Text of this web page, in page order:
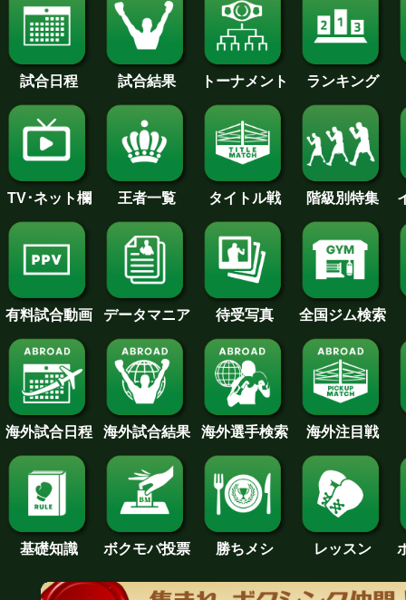
試合日程 試合結果 トーナメント ランキング
TV･ネット欄 王者一覧 タイトル戦 階級別特集
有料試合動画 データマニア 待受写真 全国ジム検索
海外試合日程 海外試合結果 海外選手検索 海外注目戦
基礎知識 ボクモバ投票 勝ちメシ レッスン